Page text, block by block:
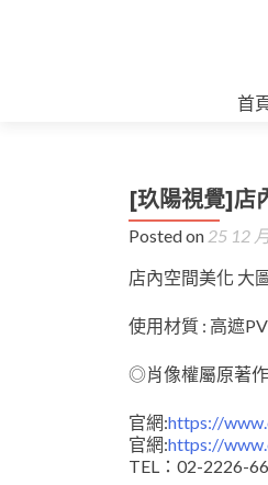
首
[玖陽視覺]店
Posted on 25 12
店內空間美化 大
使用材質 : 高遮
◎肖像權屬原著
官網:https://
官網:https://
TEL：02-2226-